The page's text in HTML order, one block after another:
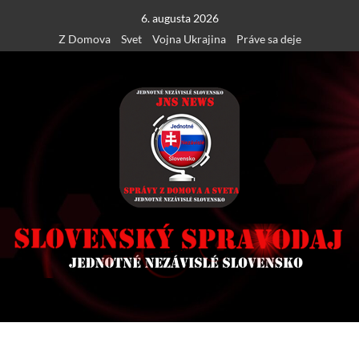
content
6. augusta 2026
Z Domova
Svet Vojna Ukrajina Práve sa deje